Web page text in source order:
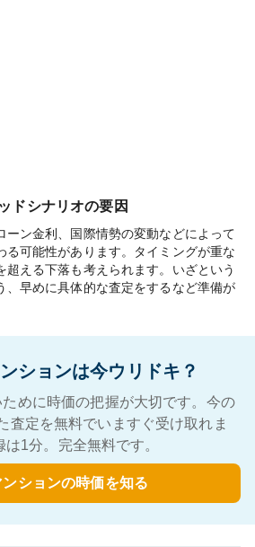
ドシナリオの要因
ーン金利、国際情勢の変動などによって
る可能性があります。タイミングが重な
超える下落も考えられます。いざという
、早めに具体的な査定をするなど準備が
ションは今ウリドキ？
めに時価の把握が大切です。今の
査定を無料でいますぐ受け取れま
は1分。完全無料です。
ションの時価を知る